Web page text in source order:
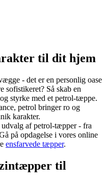
til dit hjem
- det er en personlig oase
Så skab en
styrke med et petrol-tæppe.
petrol bringer ro og
karakter.
af petrol-tæpper - fra
på opdagelse i vores online
ensfarvede tæpper.
til